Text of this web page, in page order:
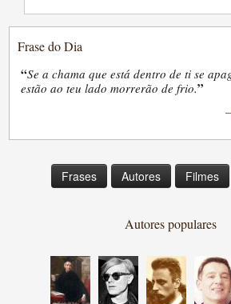
Frase do Dia
“Se a chama que está dentro de ti se
estão ao teu lado morrerão de frio.”
Frases Autores Filmes
Autores populares